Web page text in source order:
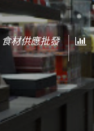
食材供應批發